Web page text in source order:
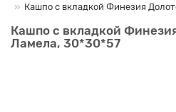
Кашпо с вкладкой Финезия
Кашпо с вкладкой
Ламела, 30*30*57